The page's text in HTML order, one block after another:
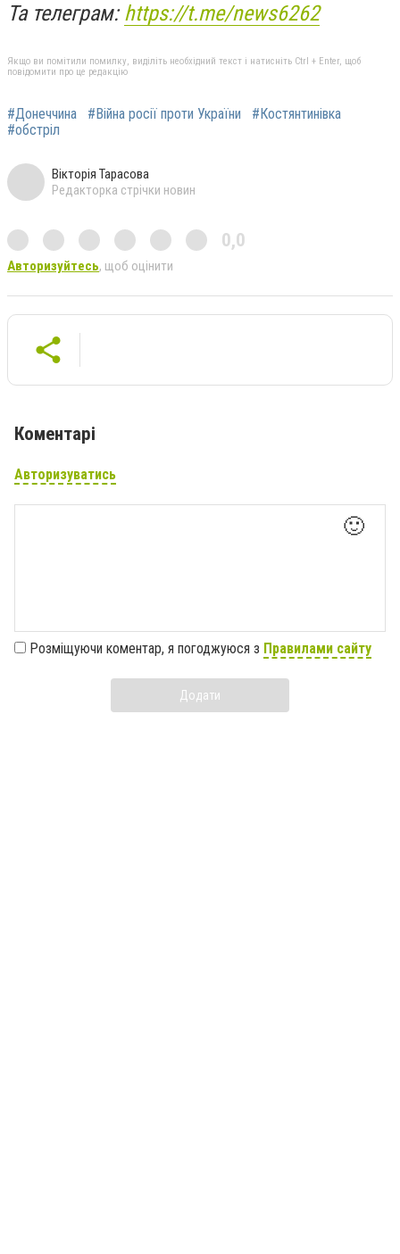
Та телеграм:https://t.me/news6262
Якщо ви помітили помилку, виділіть необхідний текст і натисніть Ctrl + Enter, щоб
повідомити про це редакцію
#Донеччина #Війна росії проти України
#Костянтинівка
#обстріл
Вікторія Тарасова
Редакторка стрічки новин
0,0
Авторизуйтесь, щоб оцінити
Коментарі
Авторизуватись
🙂
Розміщуючи коментар, я погоджуюся з Правилами сайту
Додати